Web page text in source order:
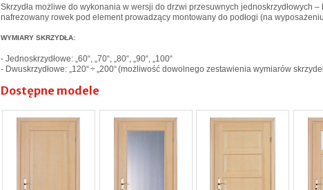
Skrzydła możliwe do wykonania w wersji do drzwi przesuwnych jednoskrzydłowych
nafrezowany rowek pod element prowadzący montowany do podłogi (na
WYMIARY SKRZYDŁA:
- Jednoskrzydłowe: „60“, „70“, „80“, „90“, „100“
- Dwuskrzydłowe: „120“ ÷ „200“ (możliwość dowolnego zestawienia wymiarów
Dostępne modele